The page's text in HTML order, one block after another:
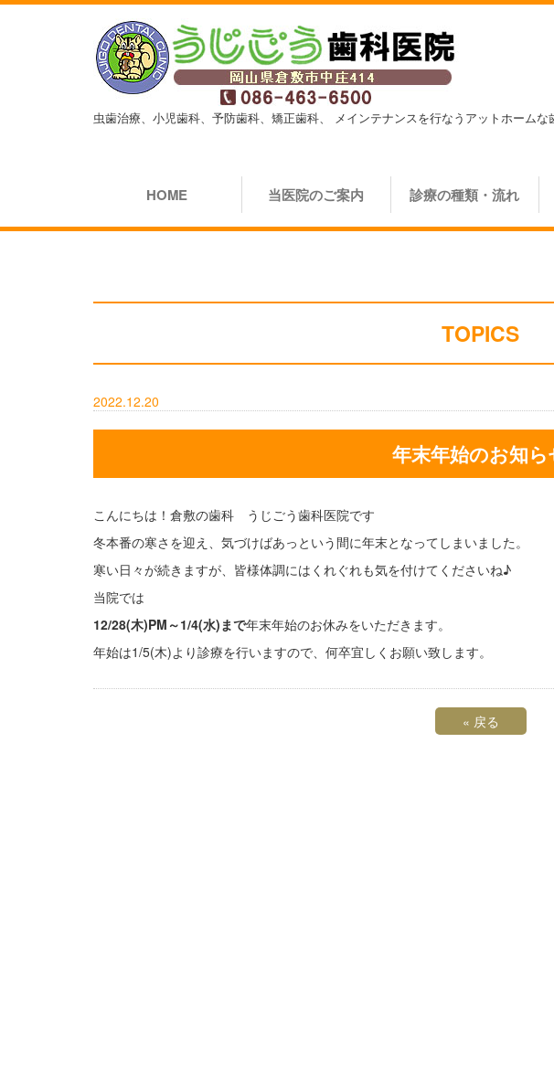
虫歯治療、小児歯科、予防歯科、矯正歯科、 メインテナンスを行なうアットホームな
HOME 当医院のご案内 診療の種類・流れ
TOPICS
2022.12.20
年末年始のお知ら
こんにちは！倉敷の歯科 うじごう歯科医院です
冬本番の寒さを迎え、気づけばあっという間に年末となってしまいました。
寒い日々が続きますが、皆様体調にはくれぐれも気を付けてくださいね♪
当院では
12/28(木)PM～1/4(水)まで年末年始のお休みをいただきます。
年始は1/5(木)より診療を行いますので、何卒宜しくお願い致します。
« 戻る